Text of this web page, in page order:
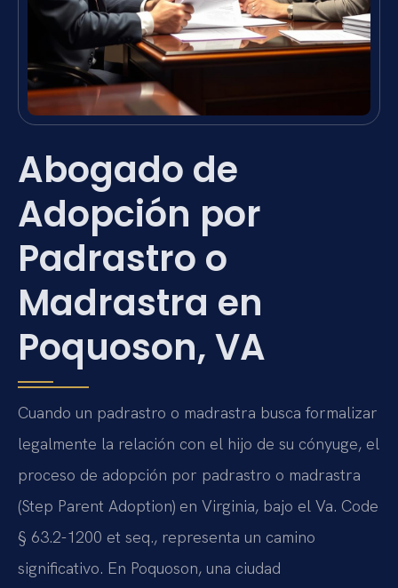
Abogado de
Adopción por
Padrastro o
Madrastra en
Poquoson, VA
Cuando un padrastro o madrastra busca formalizar
legalmente la relación con el hijo de su cónyuge, el
proceso de adopción por padrastro o madrastra
(Step Parent Adoption) en Virginia, bajo el Va. Code
§ 63.2-1200 et seq., representa un camino
significativo. En Poquoson, una ciudad